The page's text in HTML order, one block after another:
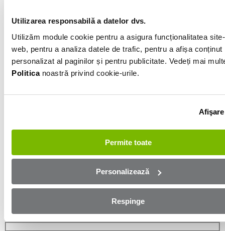
Utilizarea responsabilă a datelor dvs.
Utilizăm module cookie pentru a asigura funcționalitatea
web, pentru a analiza datele de trafic, pentru a afișa conținut
personalizat al paginilor și pentru publicitate. Vedeți mai
Politicanoastră privind cookie-urile.
Afişare
Permite toate
Personalizează
Respinge
Informatiile vanzatorului
0751515161
Trimite e-mail
Aplică online și bucură-te de
aprobare rapidă!
Ești mai aproape de mașina dorită! Completează